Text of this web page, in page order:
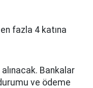
fazla 4 katına
Bankalar
ve ödeme